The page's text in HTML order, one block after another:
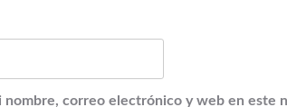
nombre, correo electrónico y web en este